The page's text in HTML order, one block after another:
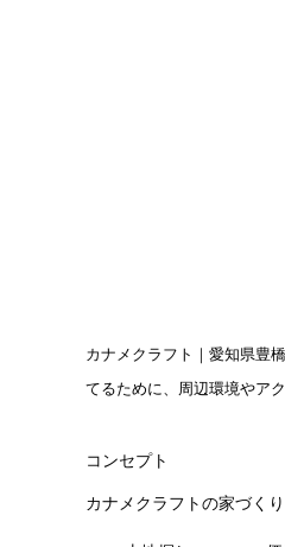
カナメクラフト ｜愛知県豊
てるために、周辺環境やア
コンセプト
カナメクラフトの家づくり